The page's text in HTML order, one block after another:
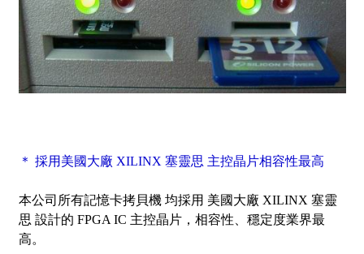
＊ 採用美國大廠 XILINX 塞靈思 主控晶片相容性最高
本公司所有記憶卡拷貝機 均採用 美國大廠 XILINX 塞靈
思 設計的 FPGA IC 主控晶片，相容性、穩定度業界最
高。